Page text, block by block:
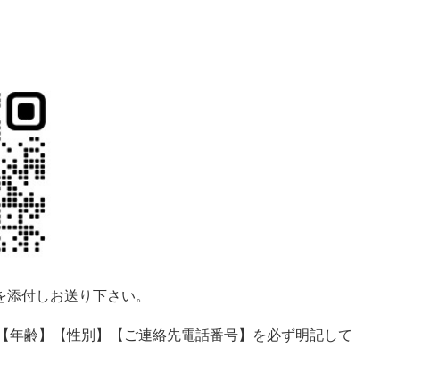
付しお送り下さい。
年齢】【性別】【ご連絡先電話番号】を必ず明記して